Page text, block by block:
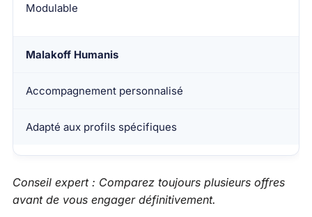
Modulable
Malakoff Humanis
Accompagnement personnalisé
Adapté aux profils spécifiques
Conseil expert : Comparez toujours plusieurs offres
avant de vous engager définitivement.